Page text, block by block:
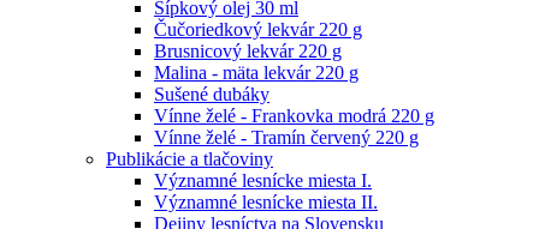
Šípkový olej 30 ml
Čučoriedkový lekvár 220 g
Brusnicový lekvár 220 g
Malina - mäta lekvár 220 g
Sušené dubáky
Vínne želé - Frankovka modrá 220 g
Vínne želé - Tramín červený 220 g
Publikácie a tlačoviny
Významné lesnícke miesta I.
Významné lesnícke miesta II.
Dejiny lesníctva na Slovensku